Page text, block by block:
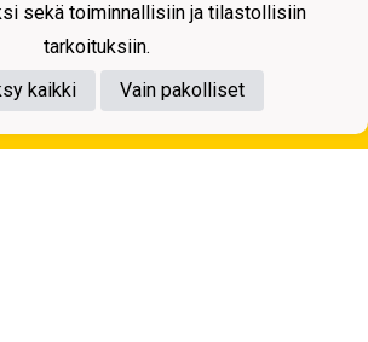
sekä toiminnallisiin ja tilastollisiin
tarkoituksiin.
kaikki
Vain pakolliset